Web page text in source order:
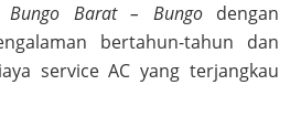
Bungo Barat – Bungodengan
bertahun-tahun dan
service AC yang terjangkau